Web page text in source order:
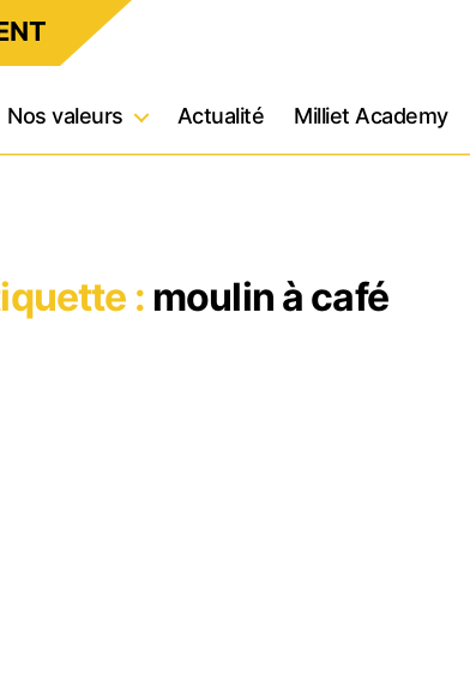
Nos valeurs Actualité Milliet Academy
: moulin à café